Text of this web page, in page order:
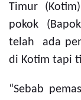
Timur
pokok
telah
ada
di Kotim tapi
“Sebab